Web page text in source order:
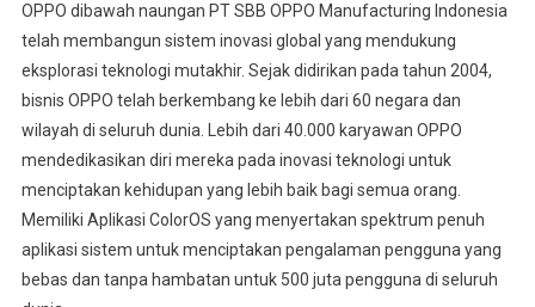
OPPO dibawah naungan PT SBB OPPO Manufacturing Indonesia
telah membangun sistem inovasi global yang mendukung
eksplorasi teknologi mutakhir. Sejak didirikan pada tahun 2004,
bisnis OPPO telah berkembang ke lebih dari 60 negara dan
wilayah di seluruh dunia. Lebih dari 40.000 karyawan OPPO
mendedikasikan diri mereka pada inovasi teknologi untuk
menciptakan kehidupan yang lebih baik bagi semua orang.
Memiliki Aplikasi ColorOS yang menyertakan spektrum penuh
aplikasi sistem untuk menciptakan pengalaman pengguna yang
bebas dan tanpa hambatan untuk 500 juta pengguna di seluruh